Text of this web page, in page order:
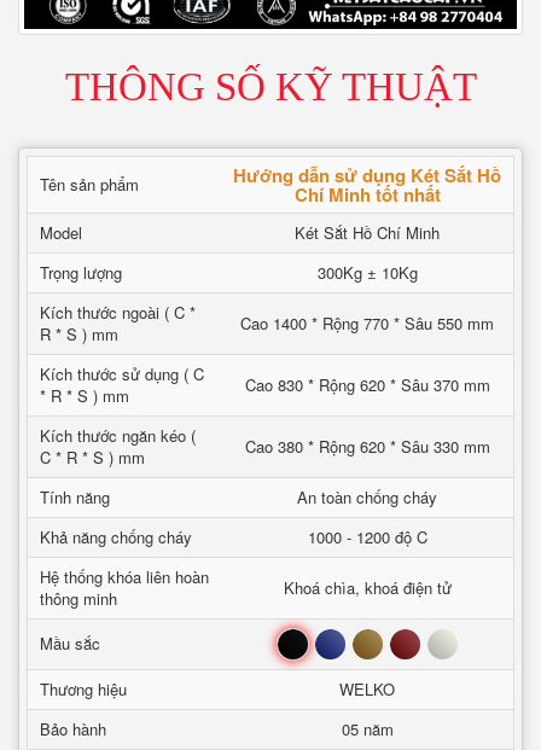
THÔNG SỐ KỸ THUẬT
Tên sản phẩm Hướng dẫn sử dụng Két Sắt Hồ
Chí Minh tốt nhất
Model
Két Sắt Hồ Chí Minh
Trọng lượng
300Kg ± 10Kg
Kích thước ngoài ( C *
R * S ) mm
Cao 1400 * Rộng 770 * Sâu 550 mm
Kích thước sử dụng ( C
* R * S ) mm
Cao 830 * Rộng 620 * Sâu 370 mm
Kích thước ngăn kéo (
C * R * S ) mm
Cao 380 * Rộng 620 * Sâu 330 mm
Tính năng
An toàn chống cháy
Khả năng chống cháy
1000 - 1200 độ C
Hệ thống khóa liên hoàn
thông minh
Khoá chìa, khoá điện tử
Mầu sắc Đen Xanh Nâu Đỏ Trắng
Thương hiệu
WELKO
Bảo hành
05 năm